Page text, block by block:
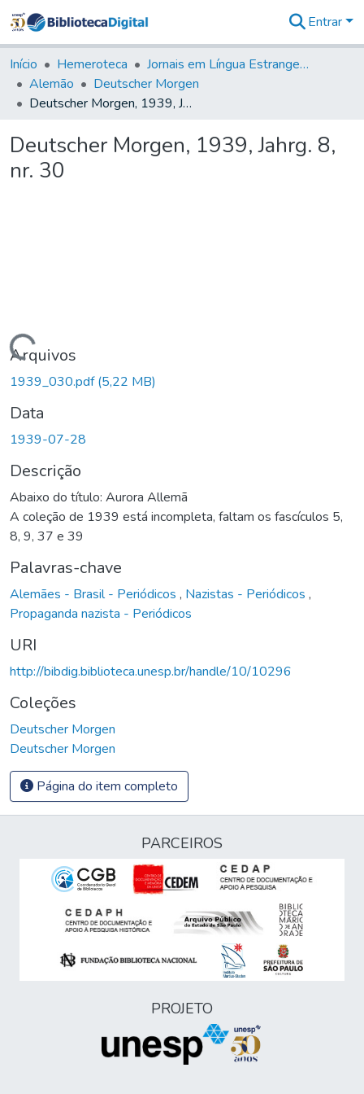
&
Coleções
Tudo na
Biblioteca
Estatísticas
Entrar
Início Hemeroteca
Jornais em Língua Estrangeira
Alemão
Deutscher Morgen
Deutscher Morgen, 1939, Jahrg. 8, nr. 30
Deutscher Morgen, 1939, Jahrg. 8,
nr. 30
Carregando...
Arquivos
1939_030.pdf(5,22 MB)
Data
1939-07-28
Descrição
Abaixo do título: Aurora Allemã
A coleção de 1939 está incompleta, faltam os fascículos 5,
8, 9, 37 e 39
Palavras-chave
Alemães - Brasil - Periódicos , Nazistas - Periódicos ,
Propaganda nazista - Periódicos
URI
http://bibdig.biblioteca.unesp.br/handle/10/10296
Coleções
Deutscher Morgen
Deutscher Morgen
Página do item completo
PARCEIROS
PROJETO